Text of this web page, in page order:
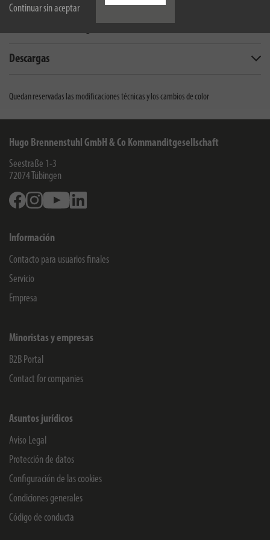
Continuar sin aceptar
Descargas
Quedan reservadas las modificaciones técnicas y los cambios de color
Hugo Brennenstuhl GmbH & Co Kommanditgesellschaft
Seestraße 1-3
72074 Tübingen
FacebookInstagramYoutube
Información
Contacto para usuarios finales
Servicio
Empresa
Minoristas y empresas
B2B Portal
Contact for companies
Asuntos jurídicos
Aviso Legal
Protección de datos
Configuración de las cookies
Condiciones generales
Código de conducta